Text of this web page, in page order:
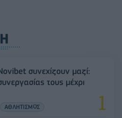
συνεχίζουν μαζί:
τους μέχρι
ΑΘΛΗΤΙΣΜΟΣ